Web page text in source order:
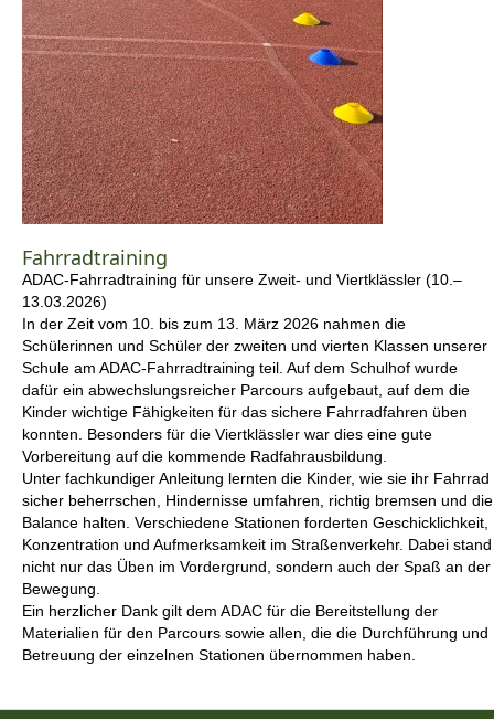
Fahrradtraining
ADAC-Fahrradtraining für unsere Zweit- und Viertklässler (10.–
13.03.2026)
In der Zeit vom 10. bis zum 13. März 2026 nahmen die
Schülerinnen und Schüler der zweiten und vierten Klassen unserer
Schule am ADAC-Fahrradtraining teil. Auf dem Schulhof wurde
dafür ein abwechslungsreicher Parcours aufgebaut, auf dem die
Kinder wichtige Fähigkeiten für das sichere Fahrradfahren üben
konnten. Besonders für die Viertklässler war dies eine gute
Vorbereitung auf die kommende Radfahrausbildung.
Unter fachkundiger Anleitung lernten die Kinder, wie sie ihr Fahrrad
sicher beherrschen, Hindernisse umfahren, richtig bremsen und die
Balance halten. Verschiedene Stationen forderten Geschicklichkeit,
Konzentration und Aufmerksamkeit im Straßenverkehr. Dabei stand
nicht nur das Üben im Vordergrund, sondern auch der Spaß an der
Bewegung.
Ein herzlicher Dank gilt dem ADAC für die Bereitstellung der
Materialien für den Parcours sowie allen, die die Durchführung und
Betreuung der einzelnen Stationen übernommen haben.